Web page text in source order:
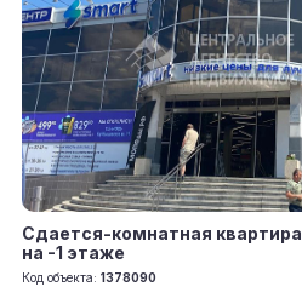
Сдается-комнатная квартира
на -1 этаже
Код объекта: 1378090